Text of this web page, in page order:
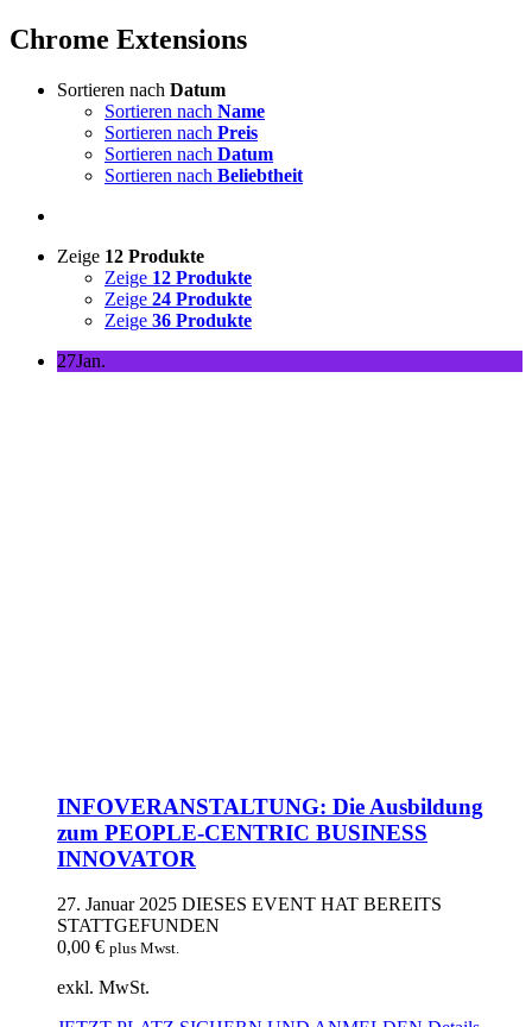
Chrome Extensions
Sortieren nach Datum
Sortieren nach Name
Sortieren nach Preis
Sortieren nach Datum
Sortieren nach Beliebtheit
Zeige 12 Produkte
Zeige 12 Produkte
Zeige 24 Produkte
Zeige 36 Produkte
27Jan.
INFOVERANSTALTUNG: Die Ausbildung
zum PEOPLE-CENTRIC BUSINESS
INNOVATOR
27. Januar 2025 DIESES EVENT HAT BEREITS
STATTGEFUNDEN
0,00 € plus Mwst.
exkl. MwSt.